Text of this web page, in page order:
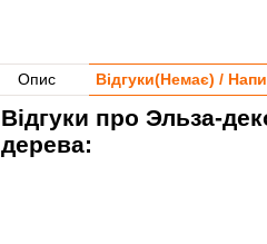
Опис Відгуки(Немає) /
Відгуки про Эльза-
дерева: